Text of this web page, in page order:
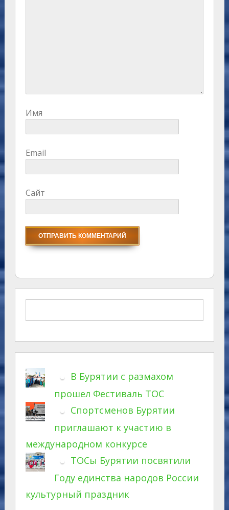
Имя
Email
Сайт
В Бурятии с размахом
прошел Фестиваль ТОС
Спортсменов Бурятии
приглашают к участию в
международном конкурсе
ТОСы Бурятии посвятили
Году единства народов России
культурный праздник